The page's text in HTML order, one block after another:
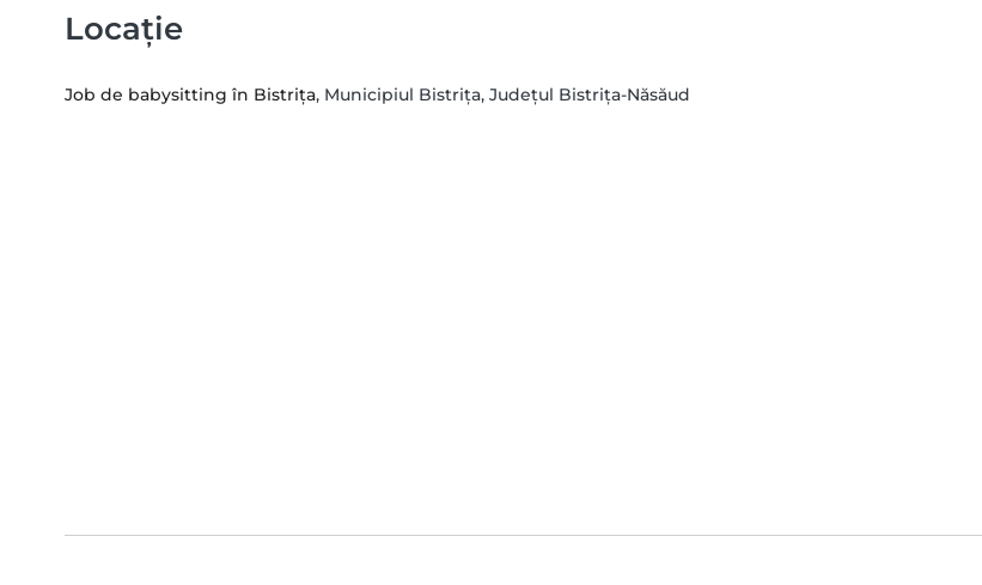
Locație
Job de babysitting în Bistrița, Municipiul Bistriţa, Județul Bistrița-Năsăud